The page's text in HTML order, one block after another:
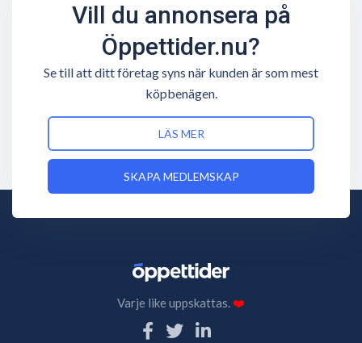
Vill du annonsera på
Öppettider.nu?
Se till att ditt företag syns när kunden är som mest
köpbenägen.
LÄS MER
SKAPA MEDLEMSKAP
Varje like uppskattas.❤️